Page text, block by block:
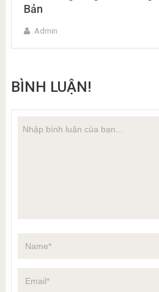
Bản
Admin
BÌNH LUẬN!